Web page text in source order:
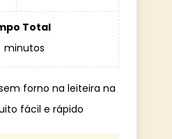
Total
minutos
forno na leiteira na
fácil e rápido